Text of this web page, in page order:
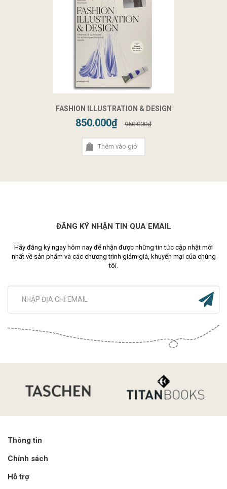
FASHION ILLUSTRATION & DESIGN
850.000₫ 950.000₫
Thêm vào giỏ
ĐĂNG KÝ NHẬN TIN QUA EMAIL
Hãy đăng ký ngay hôm nay để nhận được những tin tức cập nhật mới
nhất về sản phẩm và các chương trình giảm giá, khuyến mại của chúng
tôi.
Thông tin
Chính sách
Hỗ trợ